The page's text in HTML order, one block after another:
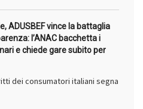
ADUSBEF vince la battaglia
l’ANAC bacchetta i
e chiede gare subito per
dei consumatori italiani segna